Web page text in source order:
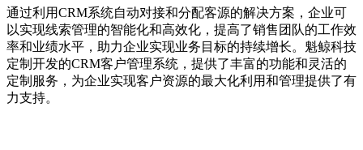
通过利用CRM系统自动对接和分配客源的解决方案，企业可
以实现线索管理的智能化和高效化，提高了销售团队的工作效
率和业绩水平，助力企业实现业务目标的持续增长。魁鲸科技
定制开发的CRM客户管理系统，提供了丰富的功能和灵活的
定制服务，为企业实现客户资源的最大化利用和管理提供了有
力支持。